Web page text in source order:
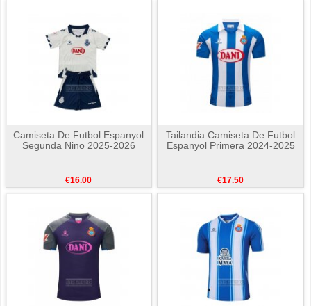
Camiseta De Futbol Espanyol
Segunda Nino 2025-2026
€16.00
Tailandia Camiseta De Futbol
Espanyol Primera 2024-2025
€17.50